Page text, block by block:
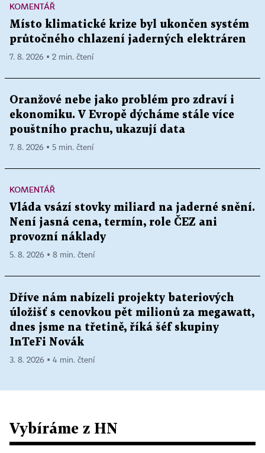
KOMENTÁŘ
Místo klimatické krize byl ukončen systém
průtočného chlazení jaderných elektráren
7. 8. 2026 ▪ 2 min. čtení
Oranžové nebe jako problém pro zdraví i
ekonomiku. V Evropě dýcháme stále více
pouštního prachu, ukazují data
7. 8. 2026 ▪ 5 min. čtení
KOMENTÁŘ
Vláda vsází stovky miliard na jaderné snění.
Není jasná cena, termín, role ČEZ ani
provozní náklady
5. 8. 2026 ▪ 8 min. čtení
Dříve nám nabízeli projekty bateriových
úložišť s cenovkou pět milionů za megawatt,
dnes jsme na třetině, říká šéf skupiny
InTeFi Novák
3. 8. 2026 ▪ 4 min. čtení
Vybíráme z HN